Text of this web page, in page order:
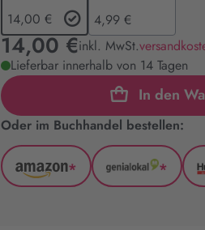
14,00 €
4,99 €
14,00 €inkl. MwSt.
Lieferbar innerhalb von 14 Tagen
In den
Oder im Buchhandel bestellen:
Amazon
* *